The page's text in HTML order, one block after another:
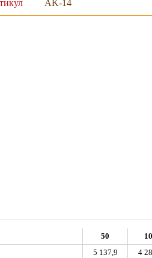
AK-14
50
5 137,9 4